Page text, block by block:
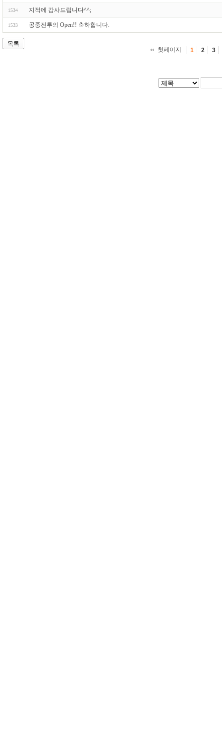
1534 지적에 감사드립니다^^;
1533 공중전투의 Open!! 축하합니다.
목록
첫페이지
1 2 3